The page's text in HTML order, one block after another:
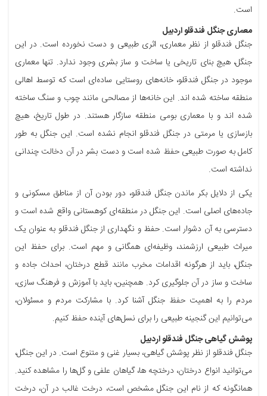
است.
معماری جنگل فندقلو اردبیل
جنگل فندقلو از نظر معماری، اثری طبیعی و دست نخورده است. در این
جنگل، هیچ بنای تاریخی یا ساخت و ساز بشری وجود ندارد. تنها معماری
موجود در جنگل فندقلو، خانه‌های روستایی ساده‌ای است که توسط اهالی
منطقه ساخته شده اند. این خانه‌ها از مصالحی مانند چوب و سنگ ساخته
شده اند و با معماری بومی منطقه سازگار هستند. در طول تاریخ، هیچ
بازسازی یا مرمتی در جنگل فندقلو انجام نشده است. این جنگل به طور
کامل به صورت طبیعی حفظ شده است و دست بشر در آن دخالت چندانی
نداشته است.
یکی از دلایل بکر ماندن جنگل فندقلو، دور بودن آن از مناطق مسکونی و
جاده‌های اصلی است. این جنگل در منطقه‌ای کوهستانی واقع شده است و
دسترسی به آن دشوار است. حفظ و نگهداری از جنگل فندقلو به عنوان یک
میراث طبیعی ارزشمند، وظیفه‌ای همگانی و مهم است. برای حفظ این
جنگل، باید از هرگونه اقدامات مخرب مانند قطع درختان، احداث جاده و
ساخت و ساز در آن جلوگیری کرد. همچنین، باید با آموزش و فرهنگ سازی،
مردم را به اهمیت حفظ جنگل آشنا کرد. با مشارکت مردم و مسئولان،
می‌توانیم این گنجینه طبیعی را برای نسل‌های آینده حفظ کنیم.
پوشش گیاهی جنگل فندقلو اردبیل
جنگل فندقلو از نظر پوشش گیاهی، بسیار غنی و متنوع است. در این جنگل،
می‌توانید انواع درختان، درختچه ها، گیاهان علفی و گل‌ها را مشاهده کنید.
همانگونه که از نام این جنگل مشخص است، درخت غالب در آن، درخت